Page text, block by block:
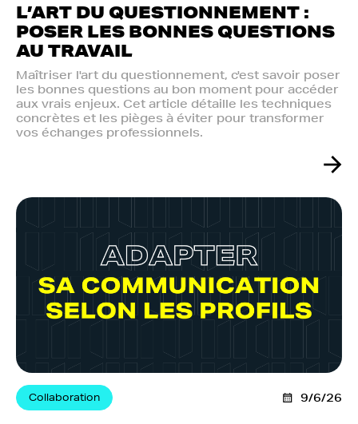
L’ART DU QUESTIONNEMENT :
POSER LES BONNES QUESTIONS
AU TRAVAIL
Maîtriser l'art du questionnement, c'est savoir poser
les bonnes questions au bon moment pour accéder
aux vrais enjeux. Cet article détaille les techniques
concrètes et les pièges à éviter pour transformer
vos échanges professionnels.
Collaboration 9/6/26